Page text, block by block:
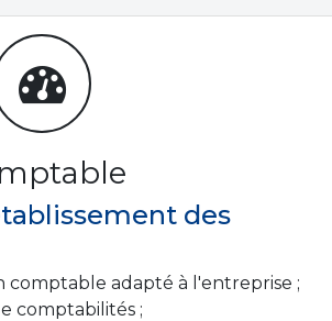
des
comptable adapté à l'entreprise ;
comptabilités ;